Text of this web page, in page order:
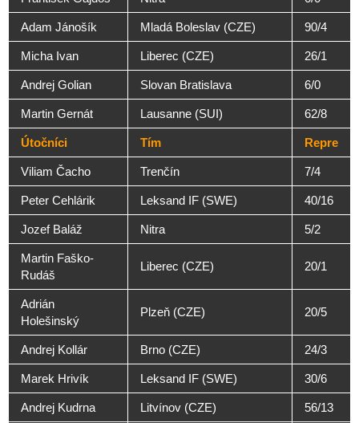
Adam Jánošík Mladá Boleslav (CZE) 90/4
Micha Ivan Liberec (CZE) 26/1
Andrej Golian Slovan Bratislava 6/0
Martin Gernát Lausanne (SUI) 62/8
Útočníci Tím Repre
Viliam Čacho Trenčín 7/4
Peter Cehlárik Leksand IF (SWE) 40/16
Jozef Baláž Nitra 5/2
Martin Faško-
Rudáš
Liberec (CZE) 20/1
Adrián
Holešinský
Plzeň (CZE) 20/5
Andrej Kollár Brno (CZE) 24/3
Marek Hrivík Leksand IF (SWE) 30/6
Andrej Kudrna Litvínov (CZE) 56/13